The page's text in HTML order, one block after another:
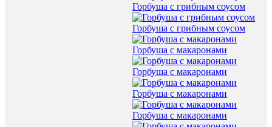
Горбуша с грибным соусом
Горбуша с грибным соусом
Горбуша с макаронами
Горбуша с макаронами
Горбуша с макаронами
Горбуша с макаронами